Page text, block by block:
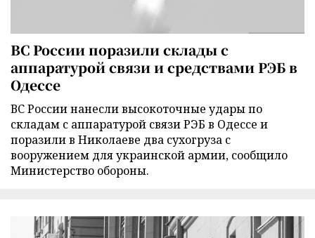
ВС России поразили склады с
аппаратурой связи и средствами РЭБ в
Одессе
ВС России нанесли высокоточные удары по
складам с аппаратурой связи РЭБ в Одессе и
поразили в Николаеве два сухогруза с
вооружением для украинской армии, сообщило
Министерство обороны.